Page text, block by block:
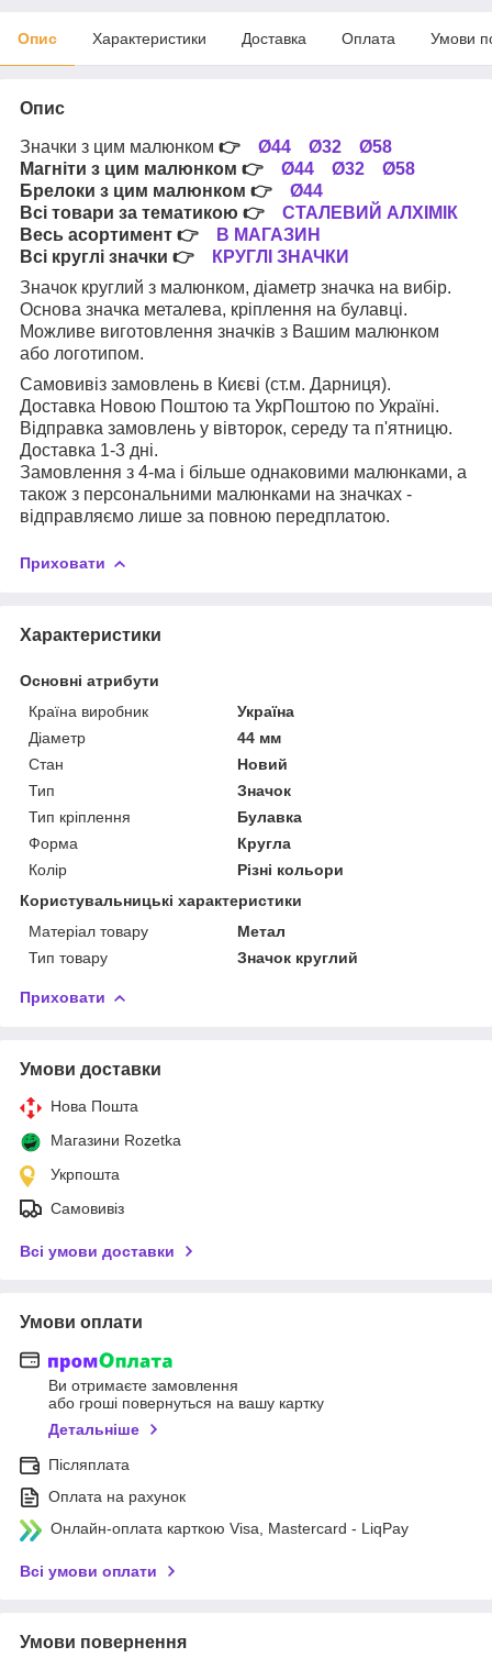
Опис Характеристики Доставка Оплата Умови
Опис
Значки з цим малюнком 👉 Ø44 Ø32
Ø58
Магніти з цим малюнком 👉 Ø44 Ø32
Ø58
Брелоки з цим малюнком 👉 Ø44
Всі товари за тематикою 👉 СТАЛЕВИЙ АЛХІМІК
Весь асортимент 👉
В МАГАЗИН
Всі круглі значки 👉
КРУГЛІ ЗНАЧКИ
Значок круглий з малюнком, діаметр значка на вибір.
Основа значка металева, кріплення на булавці.
Можливе виготовлення значків з Вашим малюнком
або логотипом.
Самовивіз замовлень в Києві (ст.м. Дарниця).
Доставка Новою Поштою та УкрПоштою по Україні.
Відправка замовлень у вівторок, середу та п'ятницю.
Доставка 1-3 дні.
Замовлення з 4-ма і більше однаковими малюнками, а
також з персональними малюнками на значках -
відправляємо лише за повною передплатою.
Приховати
Характеристики
Основні атрибути
Країна виробник
Україна
Діаметр
44 мм
Стан
Новий
Тип
Значок
Тип кріплення
Булавка
Форма
Кругла
Колір
Різні кольори
Користувальницькі характеристики
Матеріал товару
Метал
Тип товару
Значок круглий
Приховати
Умови доставки
Нова Пошта
Магазини Rozetka
Укрпошта
Самовивіз
Всі умови доставки
Умови оплати
Ви отримаєте замовлення
або гроші повернуться на вашу картку
Детальніше
Післяплата
Оплата на рахунок
Онлайн-оплата карткою Visa, Mastercard - LiqPay
Всі умови оплати
Умови повернення